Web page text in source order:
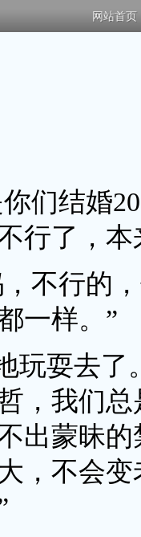
网站首页
们结婚
行了，
不行的
一样。”
玩耍去了
，我们
出蒙昧
，不会